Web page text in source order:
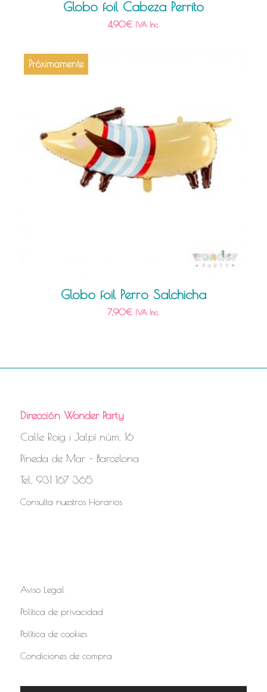
Globo foil Cabeza Perrito
4,90€ IVA Inc.
Próximamente
Globo foil Perro Salchicha
7,90€ IVA Inc.
Dirección Wonder Party
Calle Roig i Jalpí núm. 16
Pineda de Mar – Barcelona
Tel. 931 167 365
Consulta nuestros Horarios
Aviso Legal
Política de privacidad
Política de cookies
Condiciones de compra